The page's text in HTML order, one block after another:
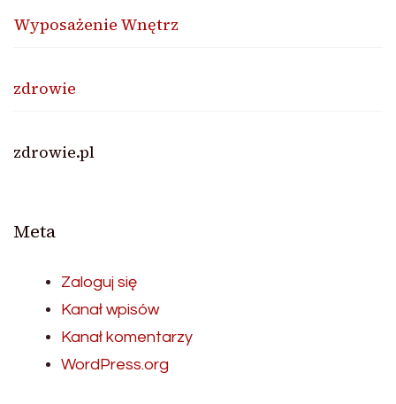
Wyposażenie Wnętrz
zdrowie
zdrowie.pl
Meta
Zaloguj się
Kanał wpisów
Kanał komentarzy
WordPress.org